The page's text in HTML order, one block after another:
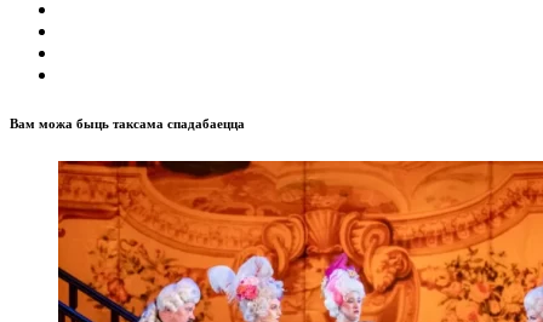
Вам можа быць таксама спадабаецца